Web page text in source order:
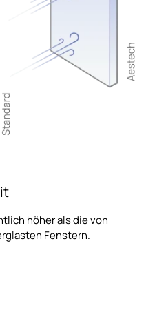
höher als die von
Fenstern.